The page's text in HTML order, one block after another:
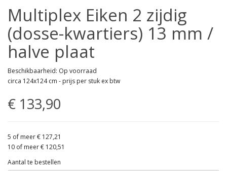
Multiplex Eiken 2 zijdig
(dosse-kwartiers) 13 mm /
halve plaat
Beschikbaarheid: Op voorraad
circa 124x124 cm - prijs per stuk ex btw
€ 133,90
5 of meer € 127,21
10 of meer € 120,51
Aantal te bestellen